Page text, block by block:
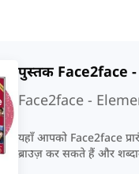
पुस्तक Face2face -
Face2face -
यहाँ आपको Face2face
ब्राउज़ कर सकते हैं और